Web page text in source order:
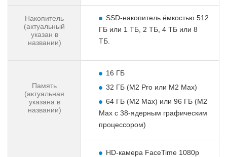
Накопитель
(актуальный
указан в
названии)
SSD-накопитель ёмкостью 512
ГБ или 1 ТБ, 2 ТБ, 4 ТБ или 8
ТБ.
Память
(актуальная
указана в
названии)
16 ГБ
32 ГБ (M2 Pro или M2 Max)
64 ГБ (M2 Max) или 96 ГБ (M2
Max с 38-ядерным графическим
процессором)
HD-камера FaceTime 1080p